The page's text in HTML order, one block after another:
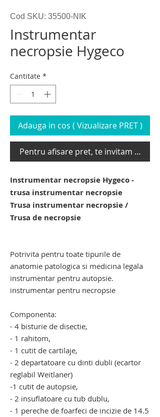
Cod SKU: 35500-NIK
Instrumentar
necropsie Hygeco
Cantitate *
Adauga in cos ( Vizualizare PRET )
Pentru afisare pret, te invitam sa te
Instrumentar necropsie Hygeco -
trusa instrumentar necropsie
Trusa instrumentar necropsie /
Trusa de necropsie
Potrivita pentru toate tipurile de
anatomie patologica si medicina legala
instrumentar pentru autopsie.
instrumentar pentru necropsie
Componenta:
- 4 bisturie de disectie,
- 1 rahitom,
- 1 cutit de cartilaje,
- 2 departatoare cu dinti dubli (ecartor
reglabil Weitlaner)
-1 cutit de autopsie,
- 2 insuflatoare cu tub dublu,
- 1 pereche de foarfeci de incizie de 14.5